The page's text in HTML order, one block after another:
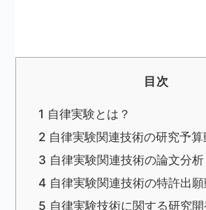
目次
1 自律実験とは？
2 自律実験関連技術の研究予算
3 自律実験関連技術の論文分析
4 自律実験関連技術の特許出願
5 自律実験技術に関する研究開